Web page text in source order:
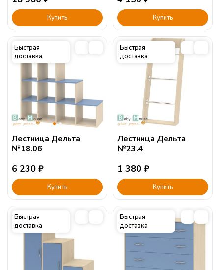
Купить Купить
Быстрая
доставка
Лестница Дельта
№18.06
6 230 ₽
Купить
Быстрая
доставка
Лестница Дельта
№23.4
1 380 ₽
Купить
Быстрая
доставка
Быстрая
доставка